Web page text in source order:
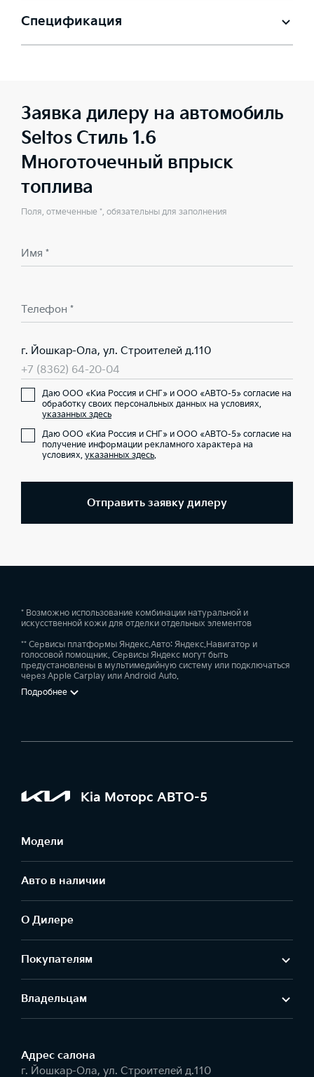
Спецификация
Заявка дилеру на автомобиль
Seltos Стиль 1.6
Многоточечный впрыск
топлива
Поля, отмеченные *, обязательны для заполнения
Имя *
Телефон *
г. Йошкар-Ола, ул. Строителей д.110
+7 (8362) 64-20-04
Даю ООО «Киа Россия и СНГ» и ООО «АВТО-5» согласие на
обработку своих персональных данных на условиях,
указанных здесь
Даю ООО «Киа Россия и СНГ» и ООО «АВТО-5» согласие на
получение информации рекламного характера на
условиях, указанных здесь.
Отправить заявку дилеру
* Возможно использование комбинации натуральной и
искусственной кожи для отделки отдельных элементов
** Сервисы платформы Яндекс.Авто: Яндекс.Навигатор и
голосовой помощник. Сервисы Яндекс могут быть
предустановлены в мультимедийную систему или подключаться
через Apple Carplay или Android Auto.
Подробнее
Kia Моторс АВТО-5
Модели
Авто в наличии
О Дилере
Покупателям
Владельцам
Адрес салонa
г. Йошкар-Ола, ул. Строителей д.110